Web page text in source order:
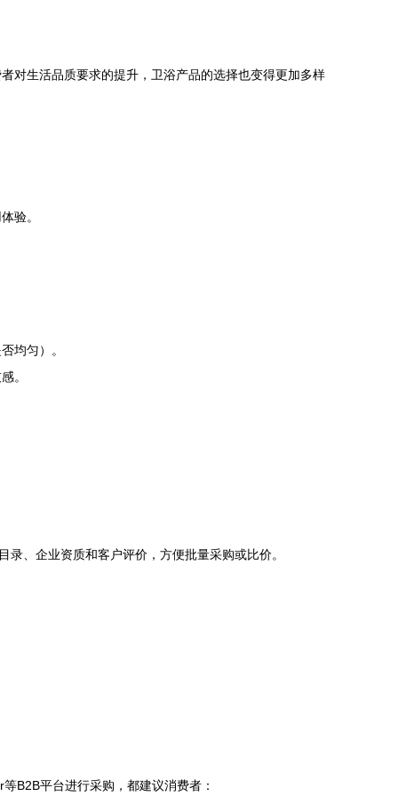
对生活品质要求的提升，卫浴产品的选择也变得更加多样
验。
均匀）。
。
录、企业资质和客户评价，方便批量采购或比价。
B2B平台进行采购，都建议消费者：